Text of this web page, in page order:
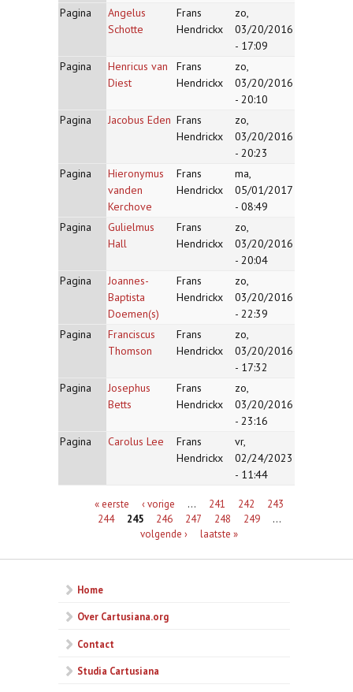
Pagina
Angelus
Schotte
Frans
Hendrickx
zo,
03/20/2016
- 17:09
Pagina
Henricus van
Diest
Frans
Hendrickx
zo,
03/20/2016
- 20:10
Pagina
Jacobus Eden Frans
Hendrickx
zo,
03/20/2016
- 20:23
Pagina
Hieronymus
vanden
Kerchove
Frans
Hendrickx
ma,
05/01/2017
- 08:49
Pagina
Gulielmus
Hall
Frans
Hendrickx
zo,
03/20/2016
- 20:04
Pagina
Joannes-
Baptista
Doemen(s)
Frans
Hendrickx
zo,
03/20/2016
- 22:39
Pagina
Franciscus
Thomson
Frans
Hendrickx
zo,
03/20/2016
- 17:32
Pagina
Josephus
Betts
Frans
Hendrickx
zo,
03/20/2016
- 23:16
Pagina
Carolus Lee
Frans
Hendrickx
vr,
02/24/2023
- 11:44
Pagina's« eerste ‹ vorige … 241 242
243
244
245 246 247 248 249
…
volgende ›
laatste »
Home
Over Cartusiana.org
Contact
Studia Cartusiana